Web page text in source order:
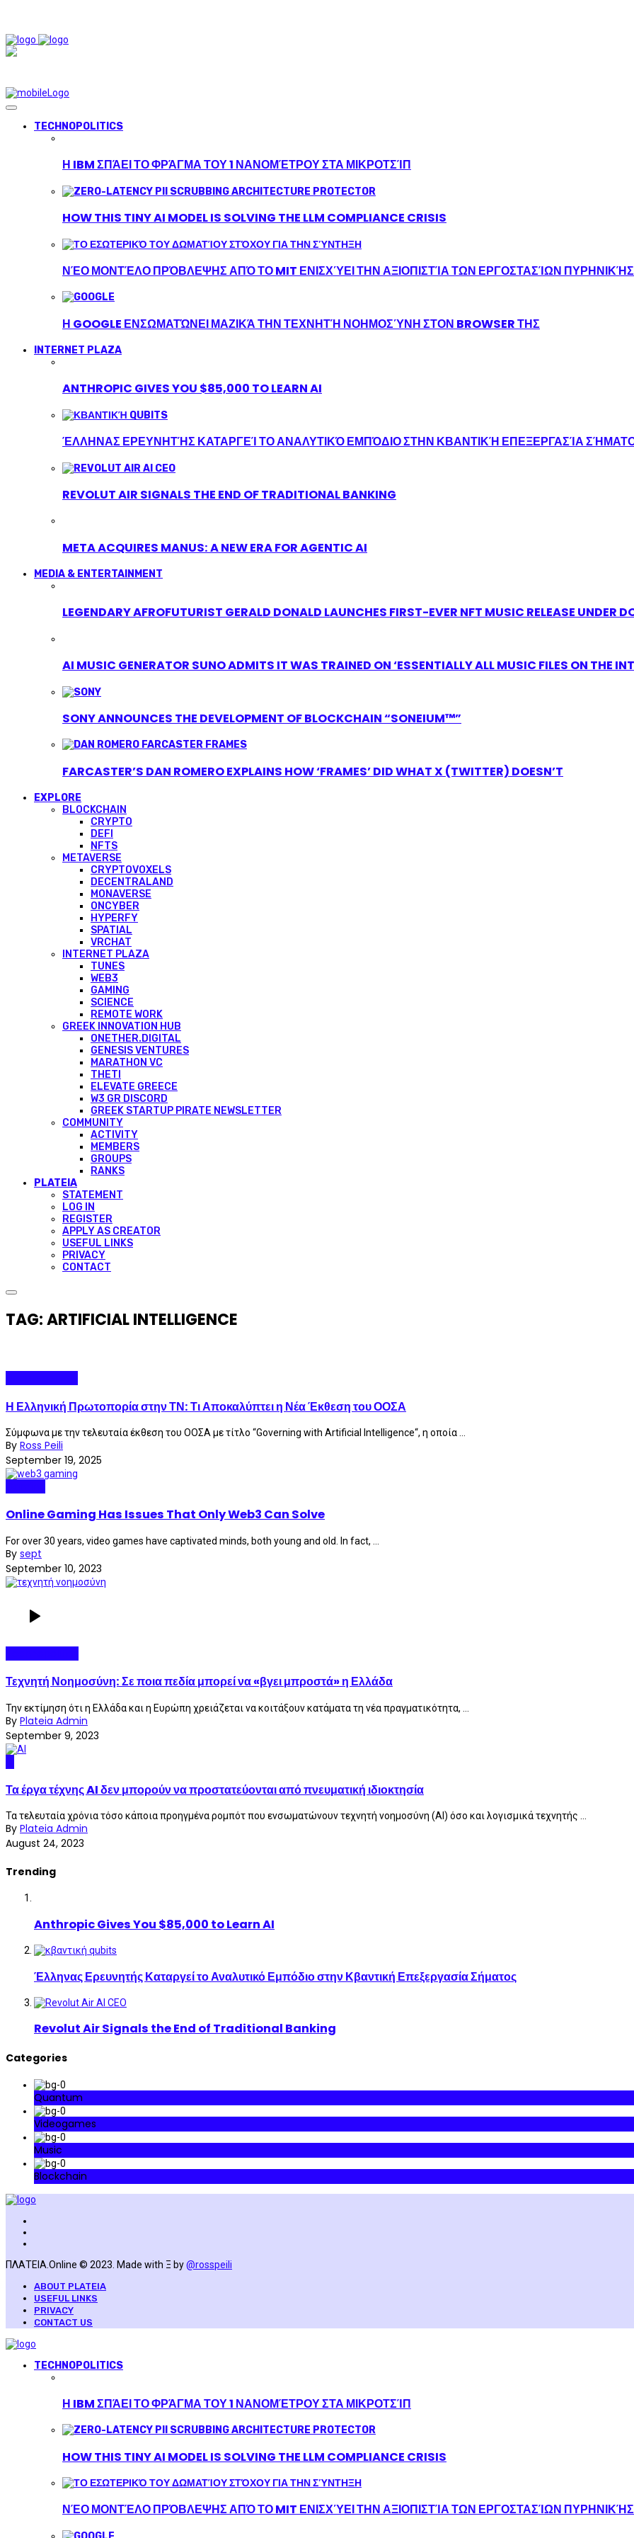
TECHNOPOLITICS
Η IBM ΣΠΆΕΙ ΤΟ ΦΡΆΓΜΑ ΤΟΥ 1 ΝΑΝΟΜΈΤΡΟΥ ΣΤΑ ΜΙΚΡΟΤΣΊΠ
HOW THIS TINY AI MODEL IS SOLVING THE LLM COMPLIANCE CRISIS
ΝΈΟ ΜΟΝΤΈΛΟ ΠΡΌΒΛΕΨΗΣ ΑΠΌ ΤΟ MIT ΕΝΙΣΧΎΕΙ ΤΗΝ ΑΞΙΟΠΙΣΤΊΑ ΤΩΝ ΕΡΓΟΣΤΑΣΊΩΝ
Η GOOGLE ΕΝΣΩΜΑΤΏΝΕΙ ΜΑΖΙΚΆ ΤΗΝ ΤΕΧΝΗΤΉ ΝΟΗΜΟΣΎΝΗ ΣΤΟΝ BROWSER ΤΗΣ
INTERNET PLAZA
ANTHROPIC GIVES YOU $85,000 TO LEARN AI
ΈΛΛΗΝΑΣ ΕΡΕΥΝΗΤΉΣ ΚΑΤΑΡΓΕΊ ΤΟ ΑΝΑΛΥΤΙΚΌ ΕΜΠΌΔΙΟ ΣΤΗΝ ΚΒΑΝΤΙΚΉ ΕΠΕΞΕΡΓΑΣΊΑ
REVOLUT AIR SIGNALS THE END OF TRADITIONAL BANKING
META ACQUIRES MANUS: A NEW ERA FOR AGENTIC AI
MEDIA & ENTERTAINMENT
LEGENDARY AFROFUTURIST GERALD DONALD LAUNCHES FIRST-EVER NFT MUSIC RELEASE UNDER
AI MUSIC GENERATOR SUNO ADMITS IT WAS TRAINED ON ‘ESSENTIALLY ALL MUSIC FILES ON THE
SONY ANNOUNCES THE DEVELOPMENT OF BLOCKCHAIN “SONEIUM™”
FARCASTER’S DAN ROMERO EXPLAINS HOW ‘FRAMES’ DID WHAT X (TWITTER) DOESN’T
EXPLORE
BLOCKCHAIN
CRYPTO
DEFI
NFTS
METAVERSE
CRYPTOVOXELS
DECENTRALAND
MONAVERSE
ONCYBER
HYPERFY
SPATIAL
VRCHAT
INTERNET PLAZA
TUNES
WEB3
GAMING
SCIENCE
REMOTE WORK
GREEK INNOVATION HUB
ONETHER.DIGITAL
GENESIS VENTURES
MARATHON VC
THETI
ELEVATE GREECE
W3 GR DISCORD
GREEK STARTUP PIRATE NEWSLETTER
COMMUNITY
ACTIVITY
MEMBERS
GROUPS
RANKS
PLATEIA
STATEMENT
LOG IN
REGISTER
APPLY AS CREATOR
USEFUL LINKS
PRIVACY
CONTACT
TAG: ARTIFICIAL INTELLIGENCE
Η Ελληνική Πρωτοπορία στην ΤΝ: Τι Αποκαλύπτει η Νέα Έκθεση του ΟΟΣΑ
Σύμφωνα με την τελευταία έκθεση του ΟΟΣΑ με τίτλο “Governing with Artificial Intelligence“, η οποία ...
By Ross Peili
September 19, 2025
Online Gaming Has Issues That Only Web3 Can Solve
For over 30 years, video games have captivated minds, both young and old. In fact, ...
By sept
September 10, 2023
Τεχνητή Νοημοσύνη: Σε ποια πεδία μπορεί να «βγει μπροστά» η Ελλάδα
Την εκτίμηση ότι η Ελλάδα και η Ευρώπη χρειάζεται να κοιτάξουν κατάματα τη νέα πραγματικότητα, ...
By Plateia Admin
September 9, 2023
Τα έργα τέχνης AI δεν μπορούν να προστατεύονται από πνευματική ιδιοκτησία
Τα τελευταία χρόνια τόσο κάποια προηγμένα ρομπότ που ενσωματώνουν τεχνητή νοημοσύνη (AI) όσο και λογισμικά τεχνητής ...
By Plateia Admin
August 24, 2023
Trending
Anthropic Gives You $85,000 to Learn AI
Έλληνας Ερευνητής Καταργεί το Αναλυτικό Εμπόδιο στην Κβαντική Επεξεργασία Σήματος
Revolut Air Signals the End of Traditional Banking
Categories
Quantum
Videogames
Music
Blockchain
ΠΛΑΤΕΙΑ.Online © 2023. Made with Ξ by@rosspeili
ABOUT PLATEIA
USEFUL LINKS
PRIVACY
CONTACT US
TECHNOPOLITICS
Η IBM ΣΠΆΕΙ ΤΟ ΦΡΆΓΜΑ ΤΟΥ 1 ΝΑΝΟΜΈΤΡΟΥ ΣΤΑ ΜΙΚΡΟΤΣΊΠ
HOW THIS TINY AI MODEL IS SOLVING THE LLM COMPLIANCE CRISIS
ΝΈΟ ΜΟΝΤΈΛΟ ΠΡΌΒΛΕΨΗΣ ΑΠΌ ΤΟ MIT ΕΝΙΣΧΎΕΙ ΤΗΝ ΑΞΙΟΠΙΣΤΊΑ ΤΩΝ ΕΡΓΟΣΤΑΣΊΩΝ